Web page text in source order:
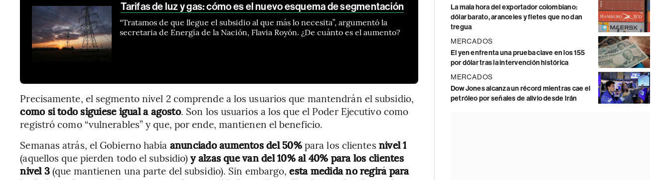
Tarifas de luz y gas: cómo es el nuevo esquema de segmentación
“Tratamos de que llegue el subsidio al que más lo necesita”, argumentó la
secretaria de Energía de la Nación, Flavia Royón. ¿De cuánto es el aumento?
Precisamente, el segmento nivel 2 comprende a los usuarios que mantendrán el subsidio,
como si todo siguiese igual a agosto. Son los usuarios a los que el Poder Ejecutivo como
registró como “vulnerables” y que, por ende, mantienen el beneficio.
Semanas atrás, el Gobierno había anunciado aumentos del 50%para los clientes nivel 1
(aquellos que pierden todo el subsidio)y alzas que van del 10% al 40% para los clientes
nivel 3(que mantienen una parte del subsidio). Sin embargo,esta medida no regirá para
La mala hora del exportador colombiano:
dólar barato, aranceles y fletes que no dan
tregua
MERCADOS
El yen enfrenta una prueba clave en los 155
por dólar tras la intervención histórica
MERCADOS
Dow Jones alcanza un récord mientras cae el
petróleo por señales de alivio desde Irán